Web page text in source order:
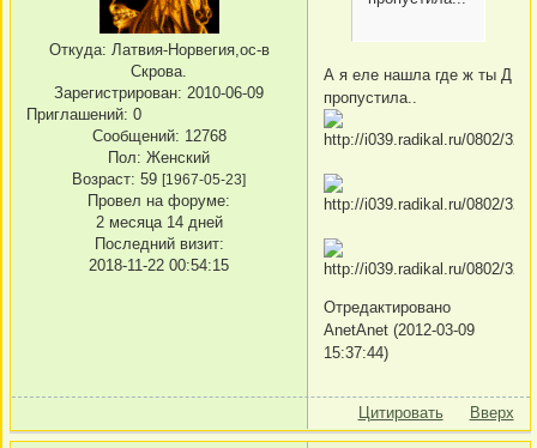
Откуда: Латвия-Норвегия,ос-в
Скрова.
Зарегистрирован: 2010-06-09
Приглашений: 0
Сообщений: 12768
Пол: Женский
Возраст: 59 [1967-05-23]
Провел на форуме:
2 месяца 14 дней
Последний визит:
2018-11-22 00:54:15
А я еле нашла где ж ты Д
пропустила..
Отредактировано
AnetAnet (2012-03-09
15:37:44)
Цитировать Вверх